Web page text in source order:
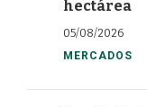
hectárea
05/08/2026
MERCADOS